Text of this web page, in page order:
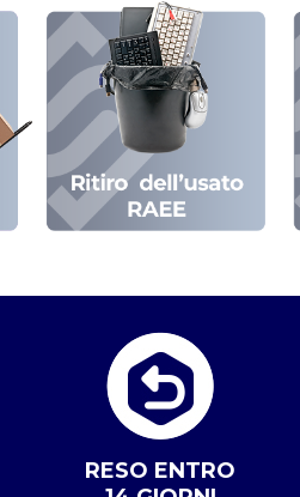
RESO ENTRO